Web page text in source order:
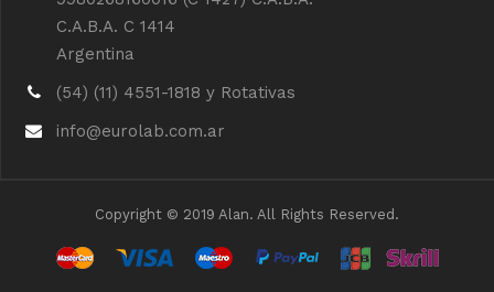
C.A.B.A. C 1414
Argentina
(54) (11) 4551-1818 y Rotativas
info@eurolab.com.ar
Copyright © 2019 Alan. All Rights Reserved.